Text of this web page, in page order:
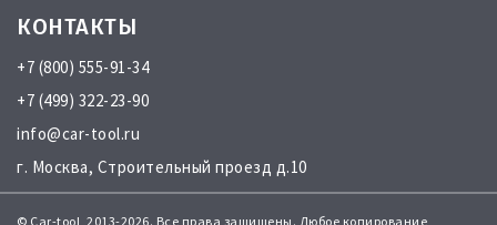
КОНТАКТЫ
+7 (800) 555-91-34
+7 (499) 322-23-90
info@car-tool.ru
г. Москва, Строительный проезд д.10
© Car-tool, 2013-2026. Все права защищены. Любое копирование